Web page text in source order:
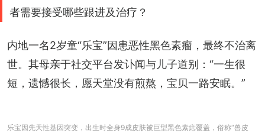
者需要接受哪些跟进及治疗？
内地一名2岁童“乐宝”因患恶性黑色素瘤，最终不治离
世。其母亲于社交平台发讣闻与儿子道别：“一生很
短，遗憾很长，愿天堂没有煎熬，宝贝一路安眠。”
乐宝因先天性基因突变，出生时全身9成皮肤被巨型黑色素痣覆盖，俗称“兽皮